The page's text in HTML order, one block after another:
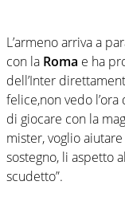
L’armeno arriva a
con la Roma e ha
dell’Inter
felice,non vedo
di giocare con la
mister, voglio
sostegno, li aspetto
scudetto”.